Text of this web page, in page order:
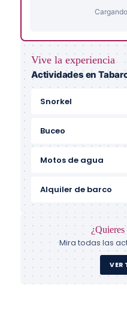
Vive la experiencia
Actividades en
Snorkel
Buceo
Motos de agua
Alquiler de barco
Mira todas las
VER